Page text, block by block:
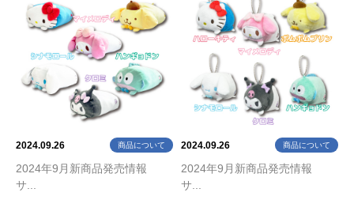
2024.09.26 商品について
2024年9月新商品発売情報
サ...
2024.09.26 商品について
2024年9月新商品発売情報
サ...